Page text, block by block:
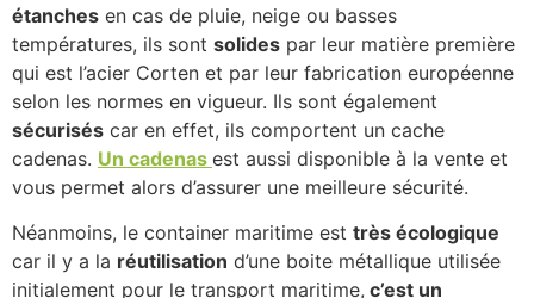
étanches en cas de pluie, neige ou basses
températures, ils sont solides par leur matière première
qui est l’acier Corten et par leur fabrication européenne
selon les normes en vigueur. Ils sont également
sécurisés car en effet, ils comportent un cache
cadenas. Un cadenas est aussi disponible à la vente et
vous permet alors d’assurer une meilleure sécurité.
Néanmoins, le container maritime est très écologique
car il y a la réutilisation d’une boite métallique utilisée
initialement pour le transport maritime, c’est un